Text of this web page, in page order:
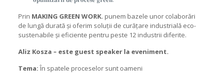
Prin MAKING GREEN WORK. punem bazele unor colaborări
de lungă durată și oferim soluții de curățare industrială eco-
sustenabile și eficiente pentru peste 12 industrii diferite.
Aliz Kosza – este guest speaker la eveniment.
Tema:În spatele proceselor sunt oameni